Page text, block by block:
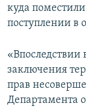
куда
поступлении в
«Впоследствии
заключения
прав
Департамента